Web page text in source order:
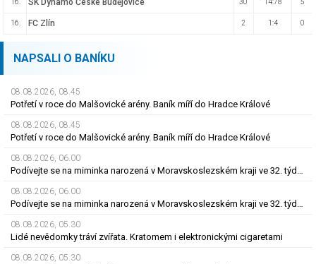
16. SK Dynamo České Budějovice 30 14:78 5
16. FC Zlín 2 1:4 0
NAPSALI O BANÍKU
08.08.2026, 08.45
Potřetí v roce do Malšovické arény. Baník míří do Hradce Králové
08.08.2026, 08.45
Potřetí v roce do Malšovické arény. Baník míří do Hradce Králové
08.08.2026, 06.00
Podívejte se na miminka narozená v Moravskoslezském kraji ve 32. týdnu roku 2026
08.08.2026, 06.00
Podívejte se na miminka narozená v Moravskoslezském kraji ve 32. týdnu roku 2026
08.08.2026, 05.30
Lidé nevědomky tráví zvířata. Kratomem i elektronickými cigaretami
08.08.2026, 05.30